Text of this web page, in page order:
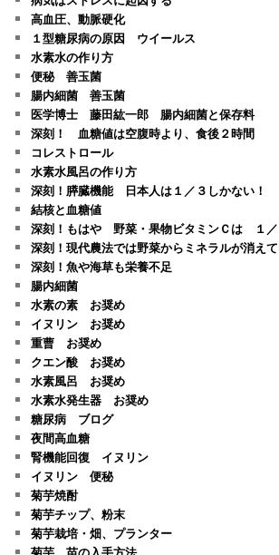
高血圧、動脈硬化
１型糖尿病の原因 ウイールス
水素水の作り方
便秘 善玉菌
腸内細菌 善玉菌
医学博士 藤田紘一郎 腸内細菌と保存料
深刻！ 血糖値は空腹時より、食後２時間
コレストロール
水素水風呂の作り方
深刻！膵臓機能 日本人は１／３しかない！
結核と血糖値
深刻！もはや 野菜・果物ビタミンＣは １／
深刻！現代農法では野菜からミネラルが消えて
深刻！魚や海草も栄養不足
腸内細菌
水素の素 お奨め
イヌリン お奨め
重曹 お奨め
クエン酸 お奨め
水素風呂 お奨め
水素水発生器 お奨め
糖尿病 ブログ
夜間高血糖
腎機能回復 イヌリン
イヌリン 便秘
菊芋焼酎
菊芋チップ、粉末
菊芋栽培・畑、プランター